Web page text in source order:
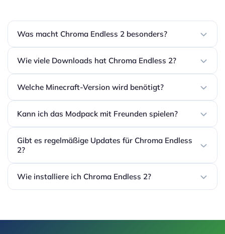
Was macht Chroma Endless 2 besonders?
Wie viele Downloads hat Chroma Endless 2?
Welche Minecraft-Version wird benötigt?
Kann ich das Modpack mit Freunden spielen?
Gibt es regelmäßige Updates für Chroma Endless
2?
Wie installiere ich Chroma Endless 2?